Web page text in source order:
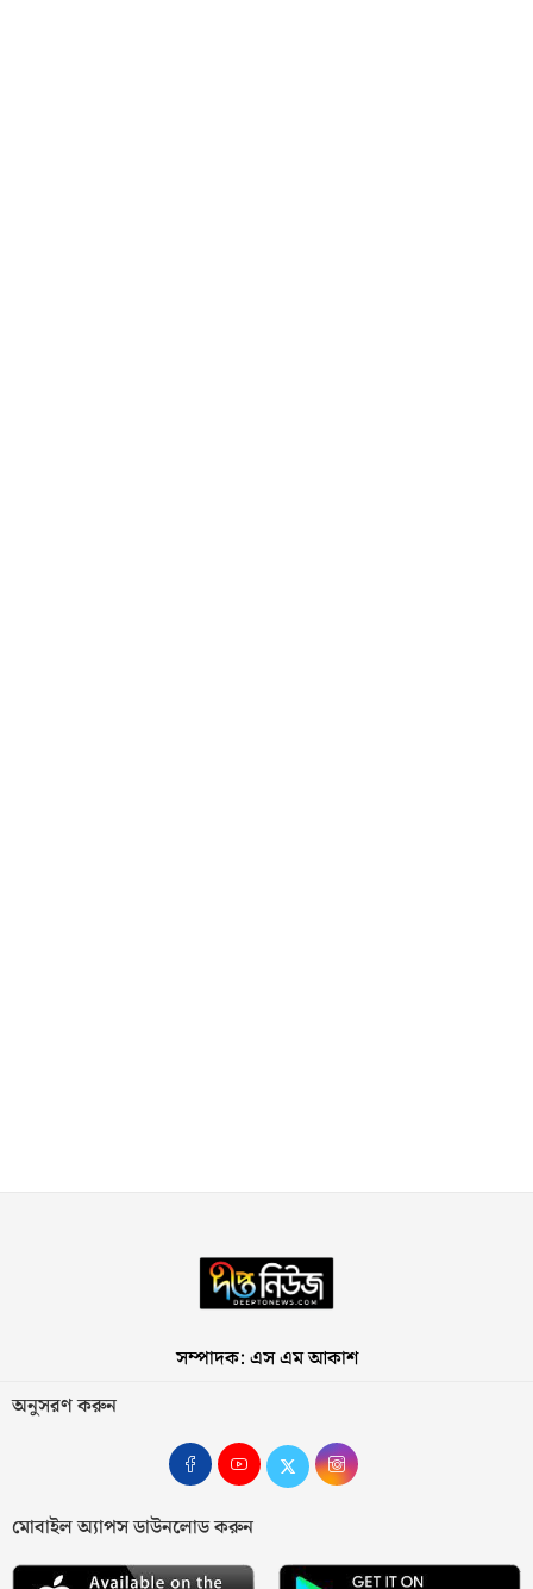
সম্পাদক: এস এম আকাশ
অনুসরণ করুন
মোবাইল অ্যাপস ডাউনলোড করুন